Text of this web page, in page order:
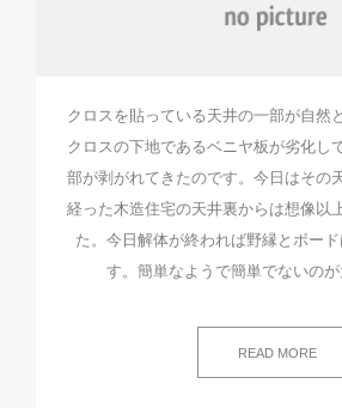
クロスを貼っている天井の一部が自然
クロスの下地であるベニヤ板が劣化し
部が剥がれてきたのです。今日はその
経った木造住宅の天井裏からは想像以
た。今日解体が終われば野縁とボー
す。簡単なようで簡単でないのが
READ MORE